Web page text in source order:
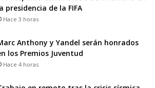
presidencia de la FIFA
Hace 3 horas
Anthony y Yandel serán honrados
los Premios Juventud
Hace 4 horas